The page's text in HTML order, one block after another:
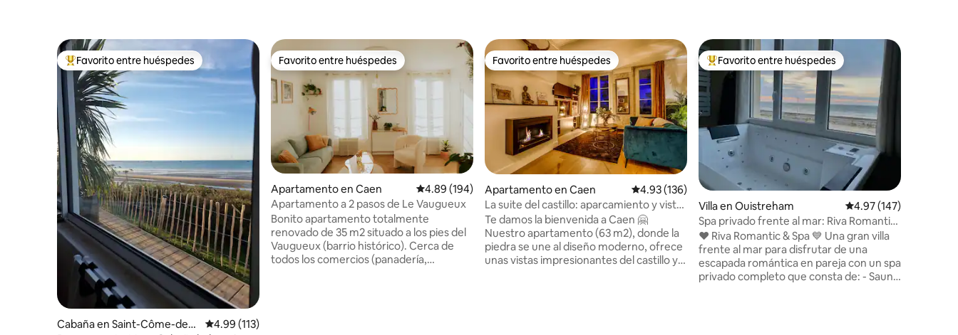
Favorito entre huéspedes preferido
Favorito entre huéspedes
Cabaña en Saint-Côme-de-F
Calificación promedio: 4.99 de 5, 113 reseñas
4.99 (113)
Favorito entre huéspedes
Favorito entre huéspedes
Apartamento en Caen Calificación promedio: 4.89 de 5, 194 reseñas
4.89 (194)
Apartamento a 2 pasos de Le Vaugueux
Bonito apartamento totalmente
renovado de 35 m2 situado a los pies del
Vaugueux (barrio histórico). Cerca de
todos los comercios (panadería,
Favorito entre huéspedes
Favorito entre huéspedes
Apartamento en Caen Calificación promedio: 4.93 de 5, 136 reseñas
4.93 (136)
La suite del castillo: aparcamiento y vistas
al castillo
Te damos la bienvenida a Caen 🤗
Nuestro apartamento (63 m2), donde la
piedra se une al diseño moderno, ofrece
unas vistas impresionantes del castillo y
Favorito entre huéspedes preferido
Favorito entre huéspedes
Villa en Ouistreham Calificación promedio:
4.97 (147)
Spa privado frente al mar: Riva Romantic
& SPA
❤️ Riva Romantic & Spa 💙 Una gran villa
frente al mar para disfrutar de una
escapada romántica en pareja con un spa
privado completo que consta de: - Sauna